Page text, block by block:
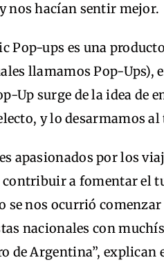
nos hacían sentir mejor.
Pop-ups es una
llamamos Pop-Ups),
Up surge de la idea de
y lo desarmamos
apasionados por los
a fomentar el
se nos ocurrió
nacionales con
de Argentina”,